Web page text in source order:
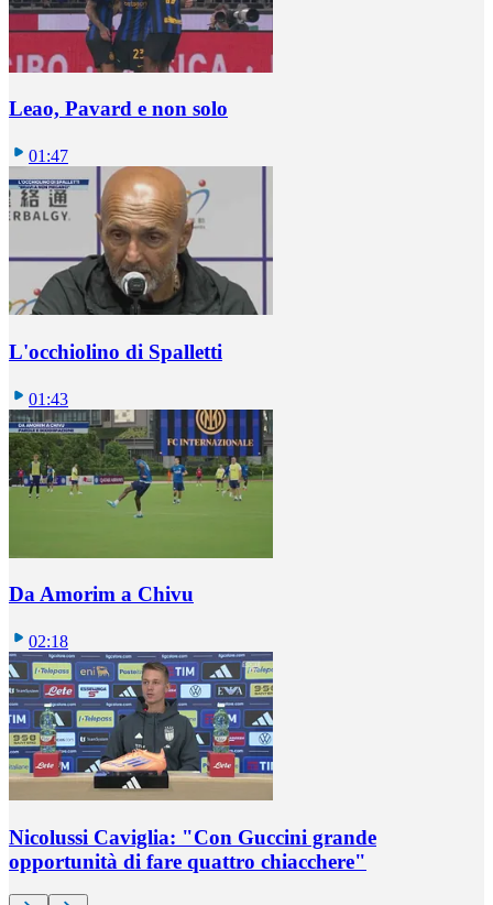
Leao, Pavard e non solo
01:47
L'occhiolino di Spalletti
01:43
Da Amorim a Chivu
02:18
Nicolussi Caviglia: "Con Guccini grande
opportunità di fare quattro chiacchere"